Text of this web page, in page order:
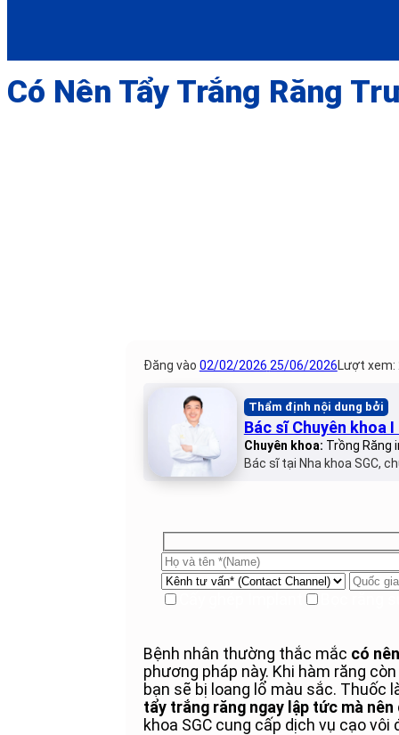
Có Nên Tẩy Trắng Răng
Đăng vào 02/02/2026 25/06/2026Lượt xem:
Thẩm định nội dung bởi
Bác sĩ Chuyên khoa
Chuyên khoa: Trồng Răng
Bác sĩ tại Nha khoa SGC,
Bệnh nhân thường thắc mắc có
phương pháp này. Khi hàm răng
bạn sẽ bị loang lổ màu sắc. Thuốc
tẩy trắng răng ngay lập tức mà
khoa SGC cung cấp dịch vụ cạo